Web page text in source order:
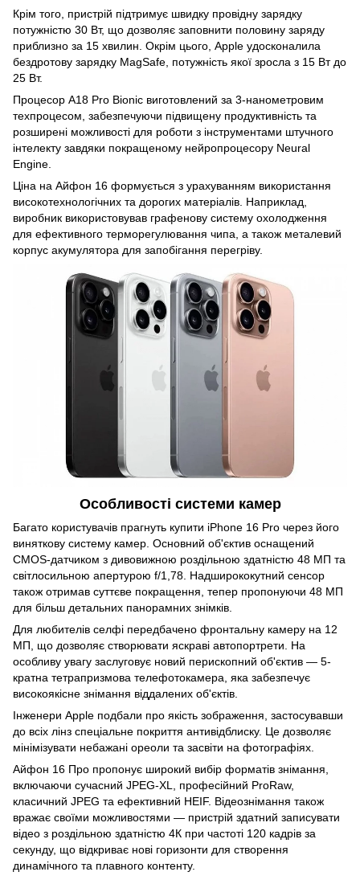
Крім того, пристрій підтримує швидку провідну зарядку
потужністю 30 Вт, що дозволяє заповнити половину заряду
приблизно за 15 хвилин. Окрім цього, Apple удосконалила
бездротову зарядку MagSafe, потужність якої зросла з 15 Вт до
25 Вт.
Процесор A18 Pro Bionic виготовлений за 3-нанометровим
техпроцесом, забезпечуючи підвищену продуктивність та
розширені можливості для роботи з інструментами штучного
інтелекту завдяки покращеному нейропроцесору Neural
Engine.
Ціна на Айфон 16 формується з урахуванням використання
високотехнологічних та дорогих матеріалів. Наприклад,
виробник використовував графенову систему охолодження
для ефективного терморегулювання чипа, а також металевий
корпус акумулятора для запобігання перегріву.
Особливості системи камер
Багато користувачів прагнуть купити iPhone 16 Pro через його
виняткову систему камер. Основний об'єктив оснащений
CMOS-датчиком з дивовижною роздільною здатністю 48 МП та
світлосильною апертурою f/1,78. Надширококутний сенсор
також отримав суттєве покращення, тепер пропонуючи 48 МП
для більш детальних панорамних знімків.
Для любителів селфі передбачено фронтальну камеру на 12
МП, що дозволяє створювати яскраві автопортрети. На
особливу увагу заслуговує новий перископний об'єктив — 5-
кратна тетрапризмова телефотокамера, яка забезпечує
високоякісне знімання віддалених об'єктів.
Інженери Apple подбали про якість зображення, застосувавши
до всіх лінз спеціальне покриття антивідблиску. Це дозволяє
мінімізувати небажані ореоли та засвіти на фотографіях.
Айфон 16 Про пропонує широкий вибір форматів знімання,
включаючи сучасний JPEG-XL, професійний ProRaw,
класичний JPEG та ефективний HEIF. Відеознімання також
вражає своїми можливостями — пристрій здатний записувати
відео з роздільною здатністю 4К при частоті 120 кадрів за
секунду, що відкриває нові горизонти для створення
динамічного та плавного контенту.